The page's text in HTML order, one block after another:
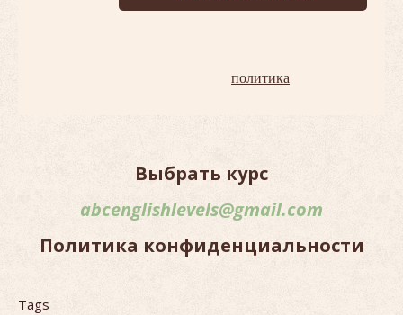
политика
Выбрать курс
abcenglishlevels@gmail.com
Политика конфиденциальности
Tags